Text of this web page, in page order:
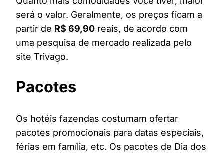
será o valor. Geralmente, os preços ficam a
partir de R$ 69,90 reais, de acordo com
uma pesquisa de mercado realizada pelo
site Trivago.
Pacotes
Os hotéis fazendas costumam ofertar
pacotes promocionais para datas especiais,
férias em família, etc. Os pacotes de Dia dos